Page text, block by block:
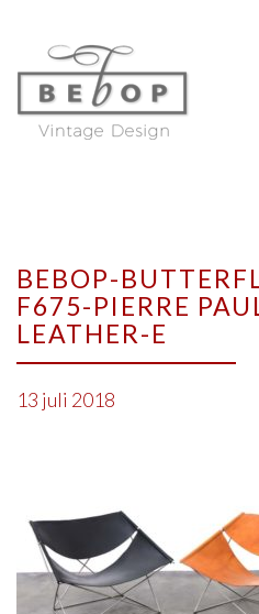
BEBOP-
F675-PIERRE
LEATHER-E
13 juli 2018